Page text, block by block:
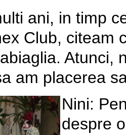
ani, in timp
Club, citeam
Atunci,
am placerea
Nini:
despre